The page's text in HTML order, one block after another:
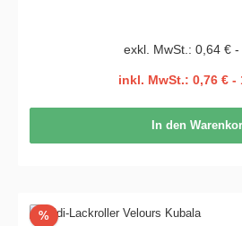
exkl. MwSt.: 0,64 €
inkl. MwSt.: 0,76 € -
In den
%Rabatt